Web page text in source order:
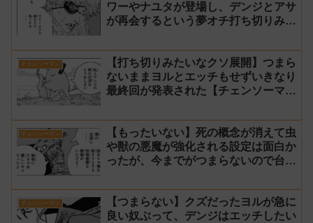
ワーやナユタが登場し、デンジとアサ
が再会するという夢オチ打ち切りみた
終回 感想】
チェンソーマン
【打ち切りみたいなクソ展開】つまら
ないままヨルとエッチもせずいきなり
最終回が発表された【チェンソーマン
チェンソーマン
【もったいない】死の概念が消えて虫
や獣の悪魔が強化される設定は面白か
ったが、今までがつまらないので台無
チェンソーマン
【つまらない】クズだったヨルが急に
良い奴ぶって、デンジはエッチしたい